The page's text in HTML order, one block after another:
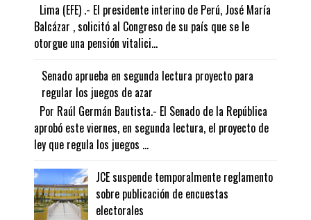
Lima (EFE) .- El presidente interino de Perú, José María
Balcázar , solicitó al Congreso de su país que se le
otorgue una pensión vitalici...
Senado aprueba en segunda lectura proyecto para
regular los juegos de azar
Por Raúl Germán Bautista.- El Senado de la República
aprobó este viernes, en segunda lectura, el proyecto de
ley que regula los juegos ...
JCE suspende temporalmente reglamento
sobre publicación de encuestas
electorales